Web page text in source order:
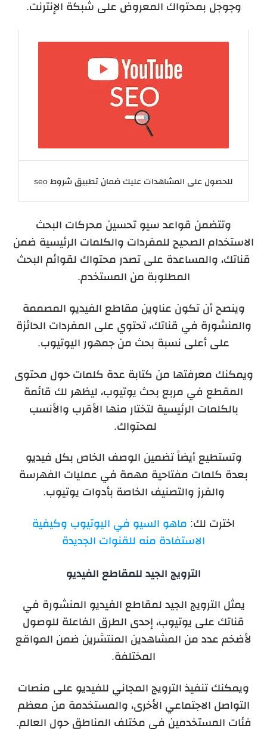
وجوجل بمحتواك المعروض على شبكة الإنترنت.
للحصول على المشاهدات عليك ضمان تطبيق شروط seo
وتتضمن قواعد سيو تحسين محركات البحث
الاستخدام الصحيح للمفردات والكلمات الرئيسية ضمن
قناتك، والمساعدة على تصدر محتواك لقوائم البحث
المطلوبة من المستخدم.
وينصح أن تكون عناوين مقاطع الفيديو المصممة
والمنشورة في قناتك، تحتوي على المفردات الحائزة
على أعلى نسبة بحث من جمهور اليوتيوب.
ويمكنك معرفتها من كتابة عدة كلمات حول محتوى
المقطع في مربع بحث يوتيوب، ليظهر لك قائمة
بالكلمات الرئيسية لتختار منها الأقرب والأنسب
لمحتواك.
وتستطيع أيضاً تضمين الوصف الخاص بكل فيديو
بعدة كلمات مفتاحية مهمة في عمليات الفهرسة
والفرز والتصنيف الخاصة بأدوات يوتيوب.
اخترت لك: ماهو السيو في اليوتيوب وكيفية
الاستفادة منه للقنوات الجديدة
الترويج الجيد للمقاطع الفيديو
يمثل الترويج الجيد لمقاطع الفيديو المنشورة في
قناتك على يوتيوب، إحدى الطرق الفاعلة للوصول
لأضخم عدد من المشاهدين المنتشرين ضمن المواقع
المختلفة.
ويمكنك تنفيذ الترويج المجاني للفيديو على منصات
التواصل الاجتماعي الأخرى، والمستخدمة من معظم
فئات المستخدمين في مختلف المناطق حول العالم.